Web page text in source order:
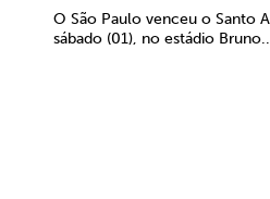
O São Paulo venceu o Santo
sábado (01), no estádio